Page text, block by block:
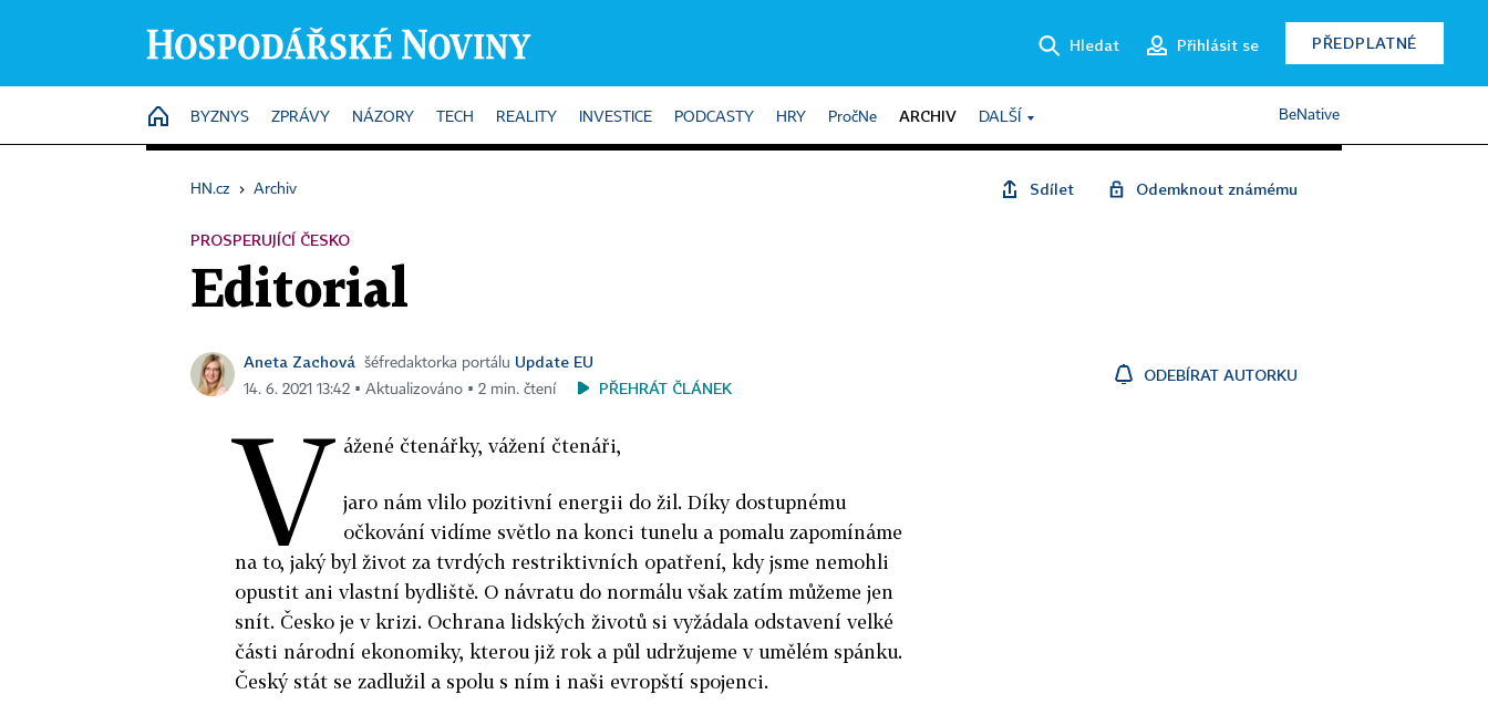
Hledat Přihlásit se PŘEDPLATNÉ
HOME
BYZNYS ZPRÁVY NÁZORY TECH REALITY INVESTICE PODCASTY HRY PročNe ARCHIV DALŠÍ BeNative
HN.cz › Archiv Sdílet Odemknout známému
PROSPERUJÍCÍ ČESKO
Editorial
Aneta Zachová šéfredaktorka portálu Update EU
14. 6. 2021 13:42 ▪ Aktualizováno ▪ 2 min. čtení PŘEHRÁT ČLÁNEK
ODEBÍRAT AUTORKU
V ážené čtenářky, vážení čtenáři,
jaro nám vlilo pozitivní energii do žil. Díky dostupnému
očkování vidíme světlo na konci tunelu a pomalu zapomínáme
na to, jaký byl život za tvrdých restriktivních opatření, kdy jsme nemohli
opustit ani vlastní bydliště. O návratu do normálu však zatím můžeme jen
snít. Česko je v krizi. Ochrana lidských životů si vyžádala odstavení velké
části národní ekonomiky, kterou již rok a půl udržujeme v umělém spánku.
Český stát se zadlužil a spolu s ním i naši evropští spojenci.